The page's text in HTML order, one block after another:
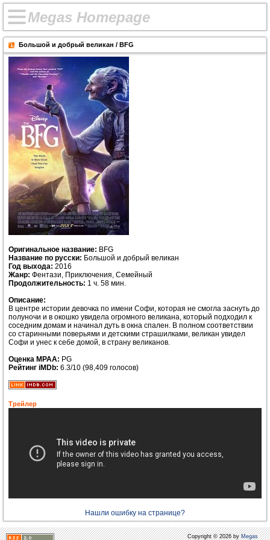
Megas Homepage
Большой и добрый великан / BFG
Оригинальное название: BFG
Название по русски: Большой и добрый великан
Год выхода: 2016
Жанр: Фентази, Приключения, Семейный
Продолжительность: 1 ч. 58 мин.
Описание:
В центре истории девочка по имени Софи, которая не смогла заснуть до
полуночи и в окошко увидела огромного великана, который подходил к
соседним домам и начинал дуть в окна спален. В полном соответствии
со старинными поверьями и детскими страшилками, великан увидел
Софи и унес к себе домой, в страну великанов.
Оценка MPAA: PG
Рейтинг iMDb: 6.3/10 (98,409 голосов)
Трейлер
Нашли ошибку на странице?
Copyright © 2026 byMegas